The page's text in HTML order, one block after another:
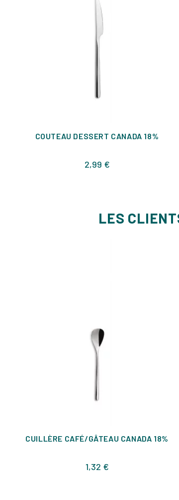
COUTEAU DESSERT CANADA 18%
2,99 €Prix
LES
CUILLÈRE CAFÉ/GÂTEAU CANADA 18%
1,32 €Prix